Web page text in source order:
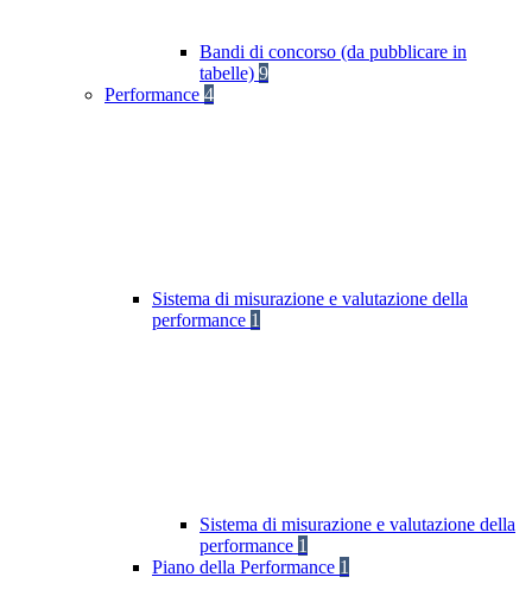
Bandi di concorso (da pubblicare in
tabelle) 9
Performance 4
Sistema di misurazione e valutazione della
performance 1
Sistema di misurazione e valutazione della
performance 1
Piano della Performance 1